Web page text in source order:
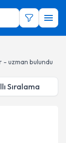
uzman bulundu
Sıralama